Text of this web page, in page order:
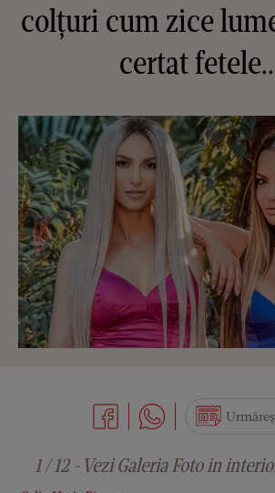
colțuri cum zice
certat
1 / 12 - Vezi Galeria Foto in